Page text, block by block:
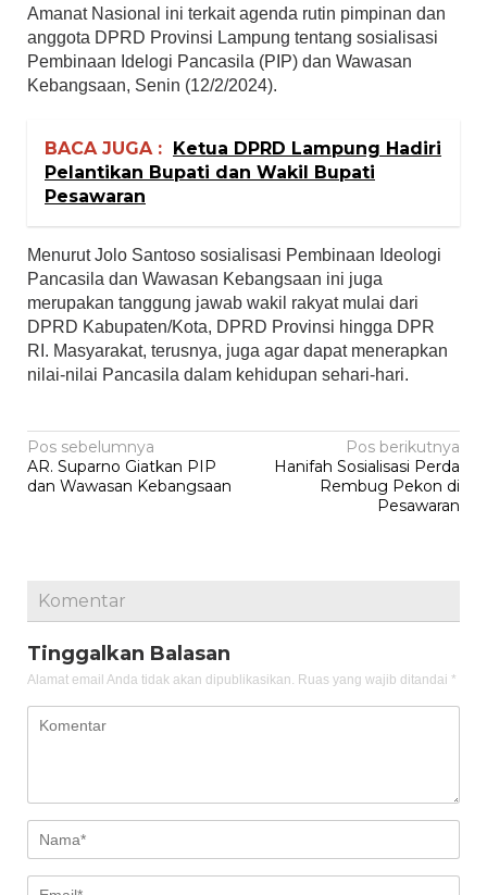
Amanat Nasional ini terkait agenda rutin pimpinan dan
anggota DPRD Provinsi Lampung tentang sosialisasi
Pembinaan Idelogi Pancasila (PIP) dan Wawasan
Kebangsaan, Senin (12/2/2024).
BACA JUGA : Ketua DPRD Lampung Hadiri
Pelantikan Bupati dan Wakil Bupati
Pesawaran
Menurut Jolo Santoso sosialisasi Pembinaan Ideologi
Pancasila dan Wawasan Kebangsaan ini juga
merupakan tanggung jawab wakil rakyat mulai dari
DPRD Kabupaten/Kota, DPRD Provinsi hingga DPR
RI. Masyarakat, terusnya, juga agar dapat menerapkan
nilai-nilai Pancasila dalam kehidupan sehari-hari.
Navigasi
pos
Pos sebelumnya
AR. Suparno Giatkan PIP
dan Wawasan Kebangsaan
Pos berikutnya
Hanifah Sosialisasi Perda
Rembug Pekon di
Pesawaran
Komentar
Tinggalkan Balasan
Alamat email Anda tidak akan dipublikasikan. Ruas yang wajib ditandai *